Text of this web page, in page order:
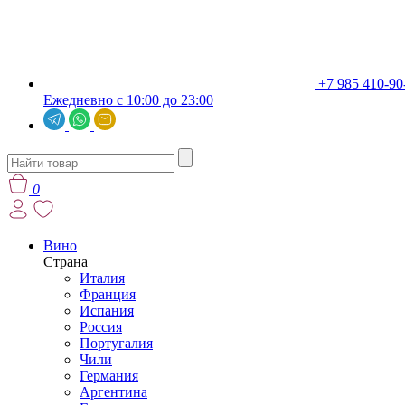
+7 985 410-
Ежедневно с 10:00 до 23:00
0
Вино
Страна
Италия
Франция
Испания
Россия
Португалия
Чили
Германия
Аргентина